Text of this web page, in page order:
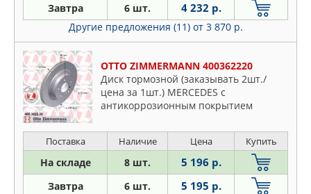
Завтра 6 шт. 4 232 р.
Другие предложения (11) от 3 870 р.
OTTO ZIMMERMANN 400362220
Диск тормозной (заказывать 2шт./
цена за 1шт.) MERCEDES с
антикоррозионным покрытием
Поставка Наличие Цена Купить
На складе 8 шт. 5 196 р.
Завтра 6 шт. 5 195 р.